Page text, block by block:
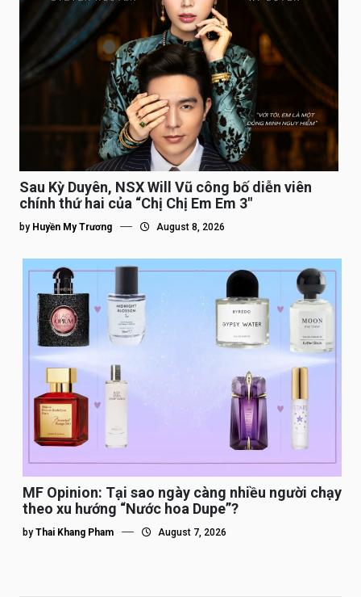
Sau Kỳ Duyên, NSX Will Vũ công bố diễn viên
chính thứ hai của “Chị Chị Em Em 3″
by Huyền My Trương August 8, 2026
MF Opinion: Tại sao ngày càng nhiều người chạy
theo xu hướng “Nước hoa Dupe”?
by Thai Khang Pham August 7, 2026